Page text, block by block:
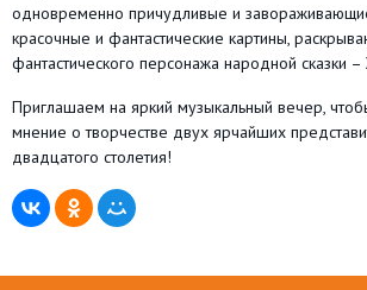
одновременно причудливые и
красочные и фантастические картины,
фантастического персонажа народной сказки
Приглашаем на яркий музыкальный вечер,
мнение о творчестве двух ярчайших
двадцатого столетия!